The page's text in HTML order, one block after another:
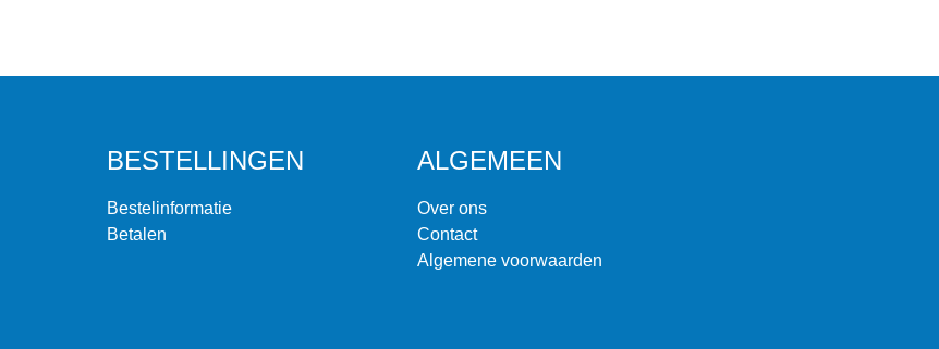
BESTELLINGEN
Bestelinformatie
Betalen
ALGEMEEN
Over ons
Contact
Algemene voorwaarden